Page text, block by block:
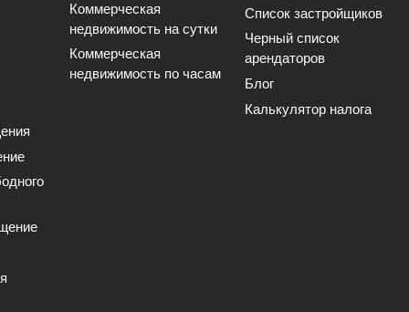
Коммерческая
недвижимость на сутки
Коммерческая
недвижимость по часам
Список застройщиков
Черный список
арендаторов
Блог
Калькулятор налога